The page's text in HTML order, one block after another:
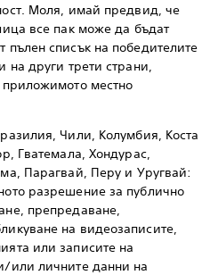
Моля, имай предвид, че
все пак може да бъдат
пълен списък на победителите
на други трети страни,
приложимото местно
Чили, Колумбия, Коста
Гватемала, Хондурас,
Парагвай, Перу и Уругвай:
разрешение за публично
препредаване,
на видеозаписите,
или записите на
или личните данни на